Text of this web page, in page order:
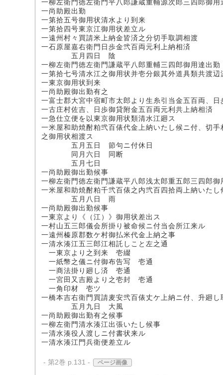
一柳左衛門徳左衛門平八郎謙蔵重輔源次郎三四郎御用
一尚助殿出勤
一第拾五号御用状清水より到来
一第拾四号東京江御用状差立ル
一遠州村々買請米上納金皆済之分切手取調相渡
一石原屋嘉右衛門日歩金弐百両元利上納相済
五月四日 陰
一柳左衛門徳左衛門謙蔵平八郎重輔三四郎御用達出勤
一第拾七号清水江之御用状并壱分銀其外道具類共渡
一東京御用状到来
一尚助殿御出勤有之
一富士郡大宮中宿町市太郎より生糸引当金五百両、日
一古庄村佐吉、日歩御貸附金五百両元利共上納相済
一急仕立便を以東京御用状類清水江廻ス
一米屋和助焼酎粕弐百俵代金上納いたし候ニ付、切
之御用状相渡ス
五月五日 節句ニ付休日
同月六日 同断
五月七日
一尚助殿御出勤候事
一柳左衛門徳左衛門謙蔵平八郎浅太郎重五郎三四郎御
一米屋和助焼酎粕千弐百俵之内弐百四拾両上納いた
五月八日 雨
一尚助殿御出勤候事
一東京より《（江）》御用状差出ス
一村山五三郎儀会所掛り被命候ニ付当会所江来ル
一遠州榛原郡数ケ村御払米代金上納之事
一清水湊江五三郎江相託しこと左之通
一東京より之到来 壱綴
一紙幣之儀ニ付御布告写 壱通
一商法掛り廻し済 壱通
一宮田又吉殿より之壱封 壱通
一角印材 壱ツ
一橋本吉右衛門買請麦安弐百俵丈ケ上納ニ付、升廻
五月九日 大風
一尚助殿御出勤有之候事
一柳左衛門清水湊江出張いたし候事
一清水湊役人渡しニ付書状来ル
一清水湊江門兵衛便差立ル
- 第2巻 p.131 - ページ画像